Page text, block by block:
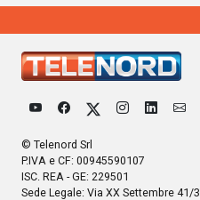
© Telenord Srl
P.IVA e CF: 00945590107
ISC. REA - GE: 229501
Sede Legale: Via XX Settembre 41/3